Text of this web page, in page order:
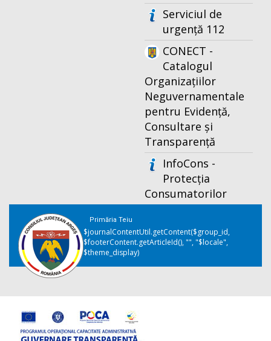
Serviciul de
urgență 112
CONECT -
Catalogul
Organizațiilor
Neguvernamentale
pentru Evidență,
Consultare și
Transparență
InfoCons -
Protecția
Consumatorilor
Primăria Teiu
$journalContentUtil.getContent($group_id,
$footerContent.getArticleId(), "", "$locale",
$theme_display)